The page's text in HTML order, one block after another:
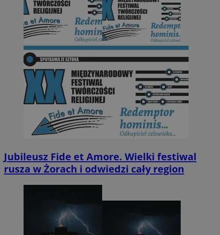
Jubileusz Fide et Amore. Wielki festiwal
rusza w Żorach i odwiedzi cały region